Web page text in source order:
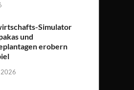
Simulator
und
erobern
2026